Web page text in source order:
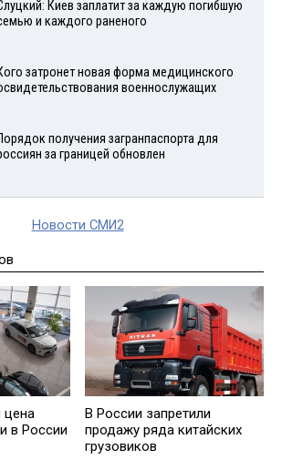
Киев заплатит за каждую погибшую
и каждого раненого
затронет новая форма медицинского
военнослужащих
получения загранпаспорта для
за границей обновлен
Новости СМИ2
цена
в России
В России запретили
продажу ряда китайских
грузовиков